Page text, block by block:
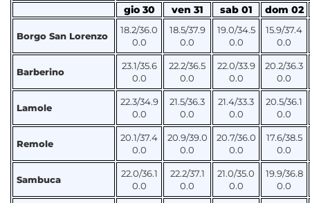
gio 30
ven 31 sab 01 dom 02
Borgo San Lorenzo
18.2/36.0
0.0
18.5/37.9
0.0
19.0/34.5
0.0
15.9/37.4
0.0
Barberino
23.1/35.6
0.0
22.2/36.5
0.0
22.0/33.9
0.0
20.2/36.3
0.0
Lamole
22.3/34.9
0.0
21.5/36.3
0.0
21.4/33.3
0.0
20.5/36.1
0.0
Remole
20.1/37.4
0.0
20.9/39.0
0.0
20.7/36.0
0.0
17.6/38.5
0.0
Sambuca
22.0/36.1
0.0
22.2/37.1
0.0
21.0/35.0
0.0
19.9/36.8
0.0